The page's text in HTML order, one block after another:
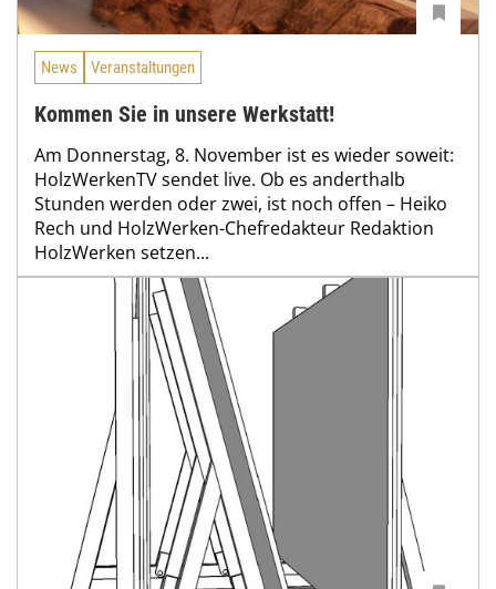
News Veranstaltungen
Kommen Sie in unsere Werkstatt!
Am Donnerstag, 8. November ist es wieder soweit:
HolzWerkenTV sendet live. Ob es anderthalb
Stunden werden oder zwei, ist noch offen – Heiko
Rech und HolzWerken-Chefredakteur Redaktion
HolzWerken setzen...